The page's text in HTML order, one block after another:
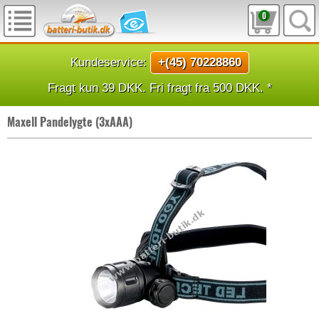
0
Kundeservice:
+(45) 70228860
Fragt kun 39 DKK. Fri fragt fra 500 DKK. *
Maxell Pandelygte (3xAAA)